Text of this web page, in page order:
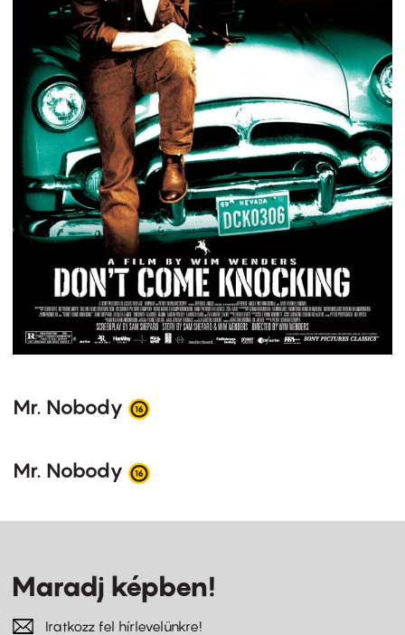
Mr. Nobody
Mr. Nobody
Maradj képben!
Iratkozz fel hírlevelünkre!